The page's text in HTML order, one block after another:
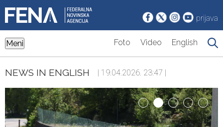
prijava
Meni Foto Video English
NEWS IN ENGLISH | 19.04.2026. 23:47 |